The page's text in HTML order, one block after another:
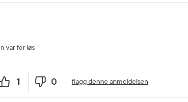
var for løs
1 0 flagg denne anmeldelsen